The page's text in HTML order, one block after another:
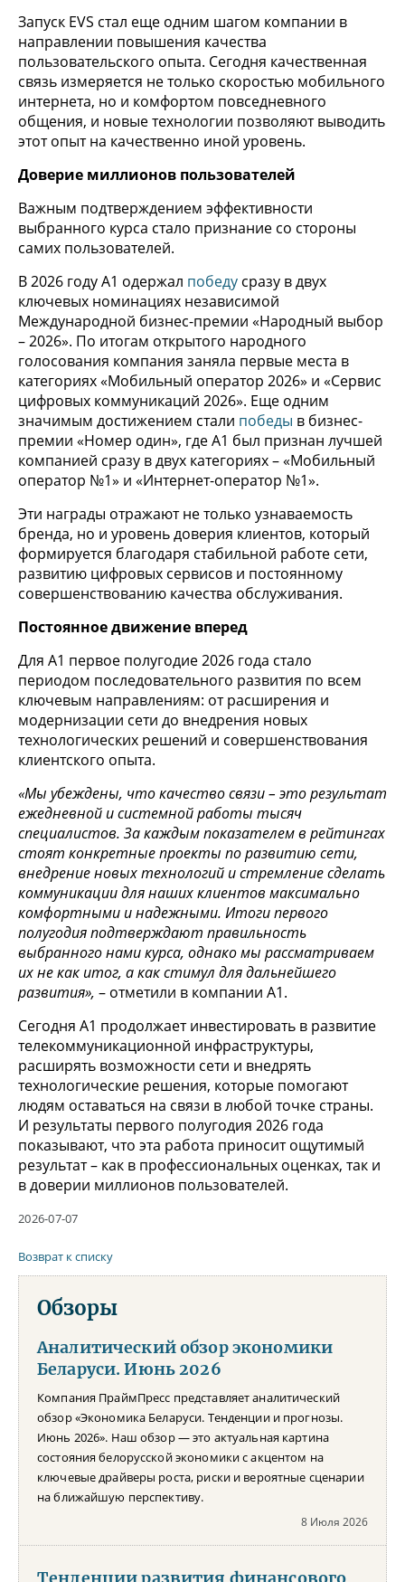
Запуск EVS стал еще одним шагом компании в
направлении повышения качества
пользовательского опыта. Сегодня качественная
связь измеряется не только скоростью мобильного
интернета, но и комфортом повседневного
общения, и новые технологии позволяют выводить
этот опыт на качественно иной уровень.
Доверие миллионов пользователей
Важным подтверждением эффективности
выбранного курса стало признание со стороны
самих пользователей.
В 2026 году А1 одержал победу сразу в двух
ключевых номинациях независимой
Международной бизнес-премии «Народный выбор
– 2026». По итогам открытого народного
голосования компания заняла первые места в
категориях «Мобильный оператор 2026» и «Сервис
цифровых коммуникаций 2026». Еще одним
значимым достижением стали победы в бизнес-
премии «Номер один», где А1 был признан лучшей
компанией сразу в двух категориях – «Мобильный
оператор №1» и «Интернет-оператор №1».
Эти награды отражают не только узнаваемость
бренда, но и уровень доверия клиентов, который
формируется благодаря стабильной работе сети,
развитию цифровых сервисов и постоянному
совершенствованию качества обслуживания.
Постоянное движение вперед
Для А1 первое полугодие 2026 года стало
периодом последовательного развития по всем
ключевым направлениям: от расширения и
модернизации сети до внедрения новых
технологических решений и совершенствования
клиентского опыта.
«Мы убеждены, что качество связи – это результат
ежедневной и системной работы тысяч
специалистов. За каждым показателем в рейтингах
стоят конкретные проекты по развитию сети,
внедрение новых технологий и стремление сделать
коммуникации для наших клиентов максимально
комфортными и надежными. Итоги первого
полугодия подтверждают правильность
выбранного нами курса, однако мы рассматриваем
их не как итог, а как стимул для дальнейшего
развития», – отметили в компании А1.
Сегодня А1 продолжает инвестировать в развитие
телекоммуникационной инфраструктуры,
расширять возможности сети и внедрять
технологические решения, которые помогают
людям оставаться на связи в любой точке страны.
И результаты первого полугодия 2026 года
показывают, что эта работа приносит ощутимый
результат – как в профессиональных оценках, так и
в доверии миллионов пользователей.
2026-07-07
Возврат к списку
Обзоры
Аналитический обзор экономики
Беларуси. Июнь 2026
Компания ПраймПресс представляет аналитический
обзор «Экономика Беларуси. Тенденции и прогнозы.
Июнь 2026». Наш обзор — это актуальная картина
состояния белорусской экономики с акцентом на
ключевые драйверы роста, риски и вероятные сценарии
на ближайшую перспективу.
8 Июля 2026